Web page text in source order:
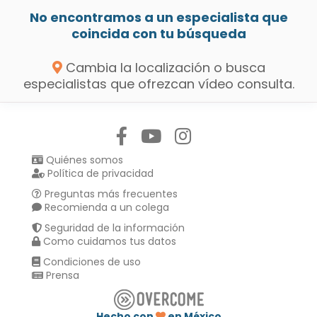
No encontramos a un especialista que
coincida con tu búsqueda
Cambia la localización o busca
especialistas que ofrezcan vídeo consulta.
Quiénes somos
Política de privacidad
Preguntas más frecuentes
Recomienda a un colega
Seguridad de la información
Como cuidamos tus datos
Condiciones de uso
Prensa